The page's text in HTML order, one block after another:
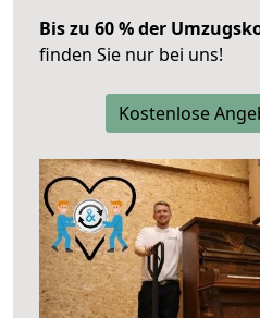
Bis zu 60 % der
finden Sie nur bei uns!
Kostenlose